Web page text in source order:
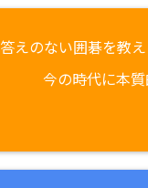
答えのない囲碁を教
今の時代に本